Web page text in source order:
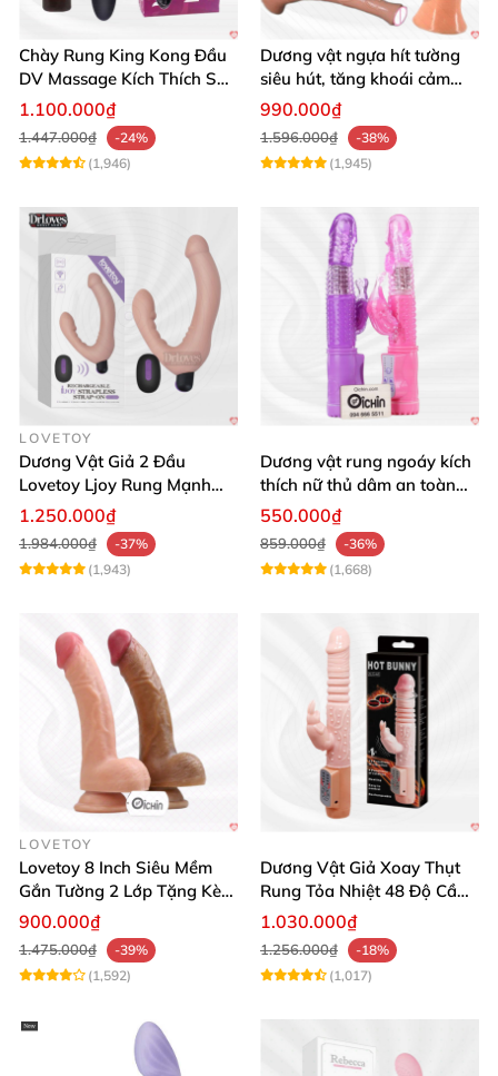
Chày Rung King Kong Đầu
DV Massage Kích Thích Sâu
Mạnh Mẽ
1.100.000₫
1.447.000₫
-24%
(1,946)
Dương vật ngựa hít tường
siêu hút, tăng khoái cảm
tận hưởng
990.000₫
1.596.000₫
-38%
(1,945)
LOVETOY
Dương Vật Giả 2 Đầu
Lovetoy Ljoy Rung Mạnh
ĐKTX Hút Sâu
1.250.000₫
1.984.000₫
-37%
(1,943)
Dương vật rung ngoáy kích
thích nữ thủ dâm an toàn
cao cấp
550.000₫
859.000₫
-36%
(1,668)
LOVETOY
Lovetoy 8 Inch Siêu Mềm
Gắn Tường 2 Lớp Tặng Kèm
Dầu Massage
900.000₫
1.475.000₫
-39%
(1,592)
Dương Vật Giả Xoay Thụt
Rung Tỏa Nhiệt 48 Độ Cầm
Tay Hot Bunny
1.030.000₫
1.256.000₫
-18%
(1,017)